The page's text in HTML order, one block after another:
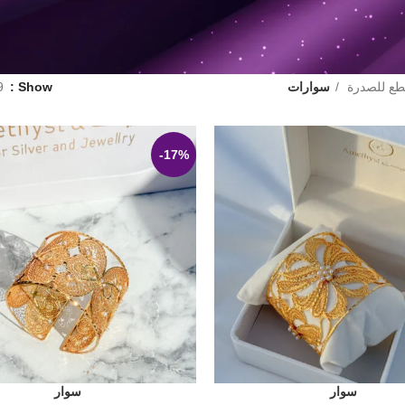
للصدرة سوارات Show
سوار
-17%
سوار